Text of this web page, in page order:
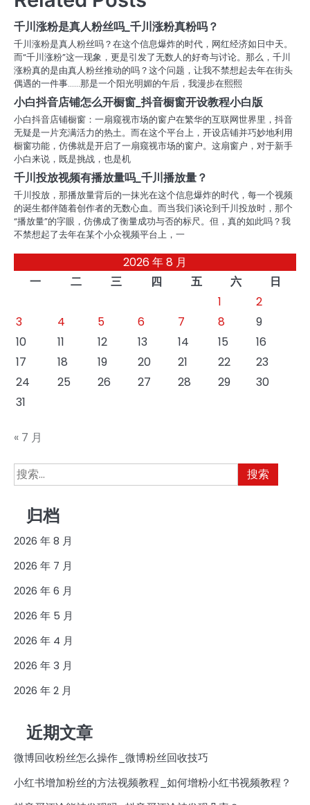
航
千川涨粉是真人粉丝吗_千川涨粉真粉吗？
千川涨粉是真人粉丝吗？在这个信息爆炸的时代，网红经济如日中天。
而“千川涨粉”这一现象，更是引发了无数人的好奇与讨论。那么，千川
涨粉真的是由真人粉丝推动的吗？这个问题，让我不禁想起去年在街头
偶遇的一件事……那是一个阳光明媚的午后，我漫步在熙熙
小白抖音店铺怎么开橱窗_抖音橱窗开设教程小白版
小白抖音店铺橱窗：一扇窥视市场的窗户在繁华的互联网世界里，抖音
无疑是一片充满活力的热土。而在这个平台上，开设店铺并巧妙地利用
橱窗功能，仿佛就是开启了一扇窥视市场的窗户。这扇窗户，对于新手
小白来说，既是挑战，也是机
千川投放视频有播放量吗_千川播放量？
千川投放，那播放量背后的一抹光在这个信息爆炸的时代，每一个视频
的诞生都伴随着创作者的无数心血。而当我们谈论到千川投放时，那个
“播放量”的字眼，仿佛成了衡量成功与否的标尺。但，真的如此吗？我
不禁想起了去年在某个小众视频平台上，一
2026 年 8 月
一
二 三 四 五 六
日
1
2
3
4 5 6 7 8
9
10
11 12 13 14 15
16
17
18 19 20 21 22
23
24
25 26 27 28 29
30
31
« 7 月
搜
索：
归档
2026 年 8 月
2026 年 7 月
2026 年 6 月
2026 年 5 月
2026 年 4 月
2026 年 3 月
2026 年 2 月
近期文章
微博回收粉丝怎么操作_微博粉丝回收技巧
小红书增加粉丝的方法视频教程_如何增粉小红书视频教程？